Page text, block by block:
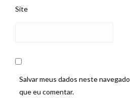
Site
Salvar meus dados neste
que eu comentar.